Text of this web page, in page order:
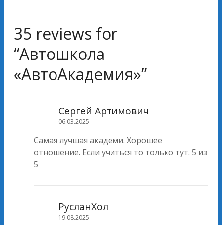
35 reviews for
“Автошкола
«АвтоАкадемия»”
Сергей Артимович
06.03.2025
Самая лучшая академи. Хорошее
отношение. Если учиться то только тут. 5 из
5
РусланХол
19.08.2025